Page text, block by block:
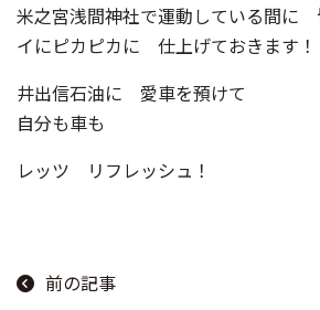
米之宮浅間神社で運動している間
イにピカピカに 仕上げておきます！
井出信石油に 愛車を預けて
自分も車も
レッツ リフレッシュ！
前の記事